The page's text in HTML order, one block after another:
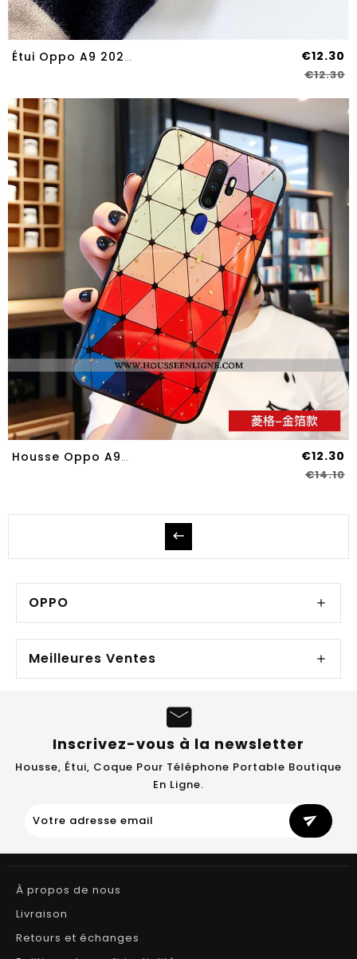
Étui Oppo A9 2020 Silicone Dessin Animé Incassable Anneau Plissé Frais Tendance Verte €12.30
€12.30
Housse Oppo A9 2020 Mode Protection Tendance Luxe Étui Silicone Personnalité Coloré €12.30
€14.10
OPPO
Meilleures Ventes
Inscrivez-vous à la newsletter
Housse, Étui, Coque Pour Téléphone Portable Boutique
En Ligne.
send
À propos de nous
Livraison
Retours et échanges